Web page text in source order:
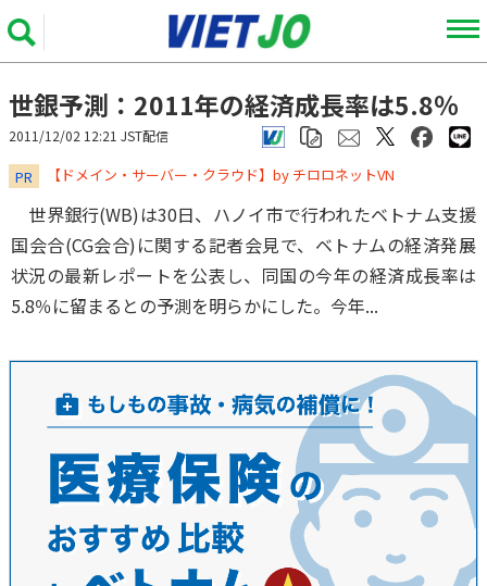
世銀予測：2011年の経済成長率は5.8％
2011/12/02 12:21 JST配信
PR ​​​​​​​【ドメイン・サーバー・クラウド】by チロロネットVN
世界銀行(WB)は30日、ハノイ市で行われたベトナム支援
国会合(CG会合)に関する記者会見で、ベトナムの経済発展
状況の最新レポートを公表し、同国の今年の経済成長率は
5.8％に留まるとの予測を明らかにした。今年...